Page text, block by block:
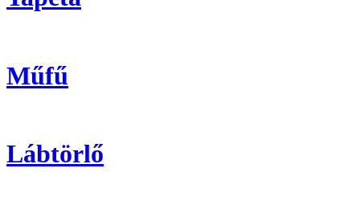
Műfű
Lábtörlő